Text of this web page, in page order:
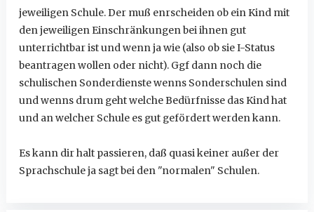
jeweiligen Schule. Der muß enrscheiden ob ein Kind mit
den jeweiligen Einschränkungen bei ihnen gut
unterrichtbar ist und wenn ja wie (also ob sie I-Status
beantragen wollen oder nicht). Ggf dann noch die
schulischen Sonderdienste wenns Sonderschulen sind
und wenns drum geht welche Bedürfnisse das Kind hat
und an welcher Schule es gut gefördert werden kann.
Es kann dir halt passieren, daß quasi keiner außer der
Sprachschule ja sagt bei den "normalen" Schulen.